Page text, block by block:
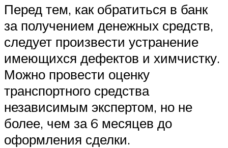
Перед тем, как обратиться в банк
за получением денежных средств,
следует произвести устранение
имеющихся дефектов и химчистку.
Можно провести оценку
транспортного средства
независимым экспертом, но не
более, чем за 6 месяцев до
оформления сделки.